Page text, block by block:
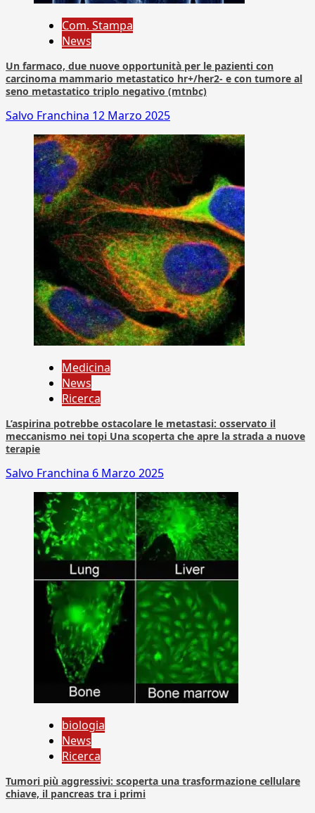
Com. Stampa
News
Un farmaco, due nuove opportunità per le pazienti con
carcinoma mammario metastatico hr+/her2- e con tumore al
seno metastatico triplo negativo (mtnbc)
Salvo Franchina 12 Marzo 2025
Medicina
News
Ricerca
L’aspirina potrebbe ostacolare le metastasi: osservato il
meccanismo nei topi Una scoperta che apre la strada a nuove
terapie
Salvo Franchina 6 Marzo 2025
biologia
News
Ricerca
Tumori più aggressivi: scoperta una trasformazione cellulare
chiave, il pancreas tra i primi